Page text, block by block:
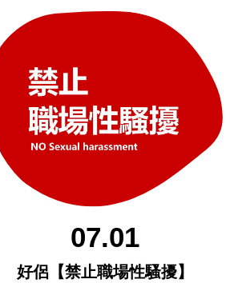
07.01
好侶【禁止職場性騷擾】